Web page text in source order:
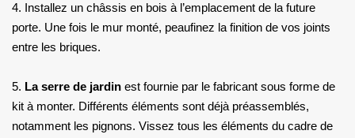
4. Installez un châssis en bois à l’emplacement de la future
porte. Une fois le mur monté, peaufinez la finition de vos joints
entre les briques.
5. La serre de jardin est fournie par le fabricant sous forme de
kit à monter. Différents éléments sont déjà préassemblés,
notamment les pignons. Vissez tous les éléments du cadre de